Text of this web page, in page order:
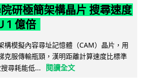
研極簡架構晶片 搜尋速度
1 億倍
構模擬內容尋址記憶體（CAM）晶片，用
克服傳輸瓶頸，漢明距離計算速度比標準
尋耗能低...
閱讀全文